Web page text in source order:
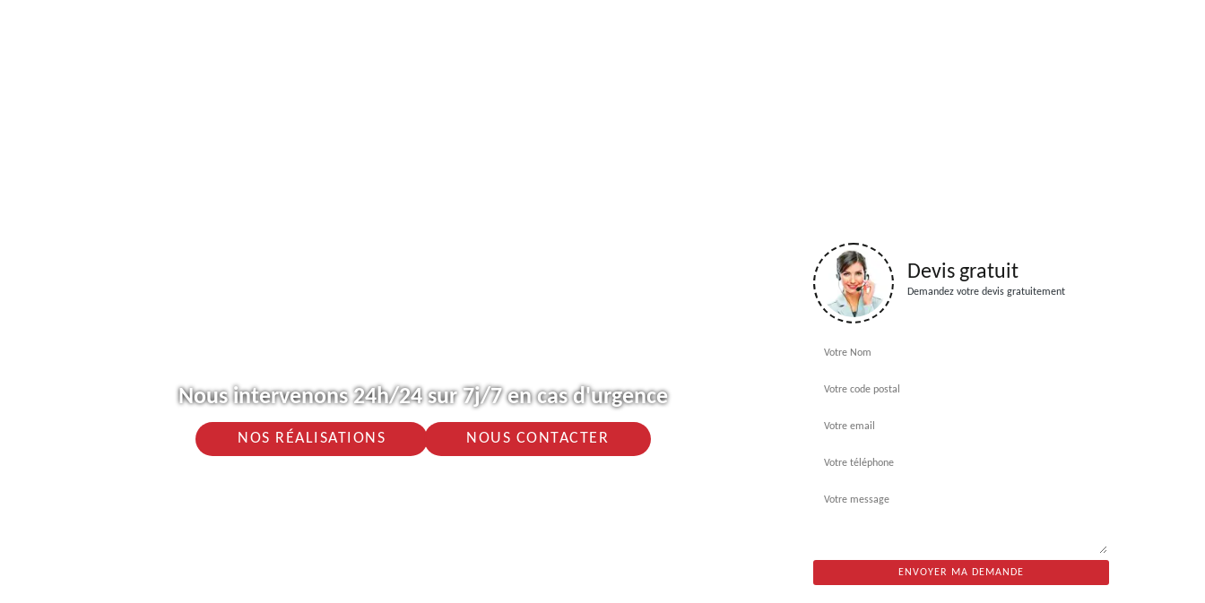
Nous intervenons 24h/24 sur 7j/7 en cas d'urgence
NOS RÉALISATIONS NOUS CONTACTER
Devis gratuit
Demandez votre devis gratuitement